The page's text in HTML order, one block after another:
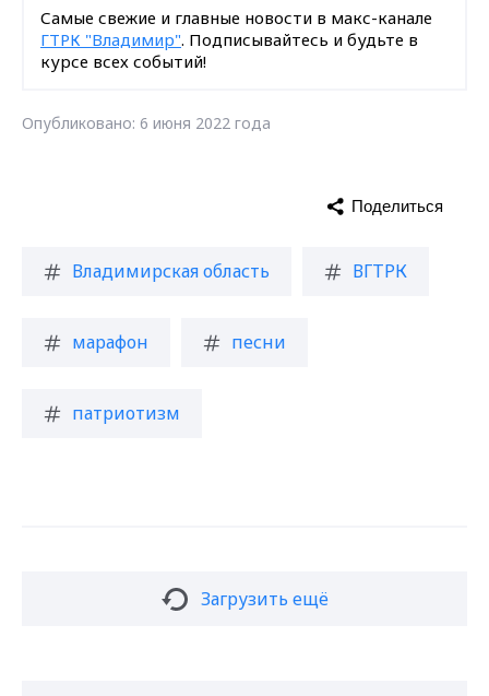
Самые свежие и главные новости в макс-канале
ГТРК "Владимир". Подписывайтесь и будьте в
курсе всех событий!
Опубликовано: 6 июня 2022 года
Владимирская область ВГТРК
марафон песни
патриотизм
Поделиться
Загрузить ещё